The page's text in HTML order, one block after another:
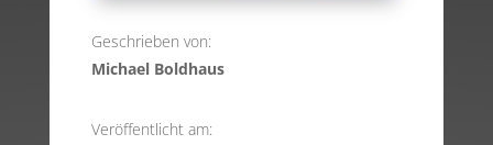
Geschrieben von:
Michael Boldhaus
Veröffentlicht am: